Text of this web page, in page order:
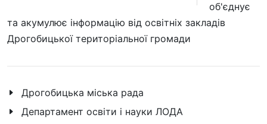
об'єднує
та акумулює інформацію від освітніх закладів
Дрогобицької територіальної громади
Дрогобицька міська рада
Департамент освіти і науки ЛОДА